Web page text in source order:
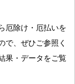
厄除け・厄払いを
で、ぜひご参照く
果・データをご覧